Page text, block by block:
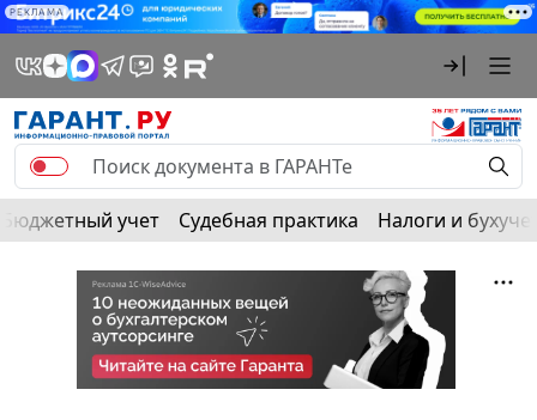
РЕКЛАМА
Бюджетный учет Судебная практика Налоги и